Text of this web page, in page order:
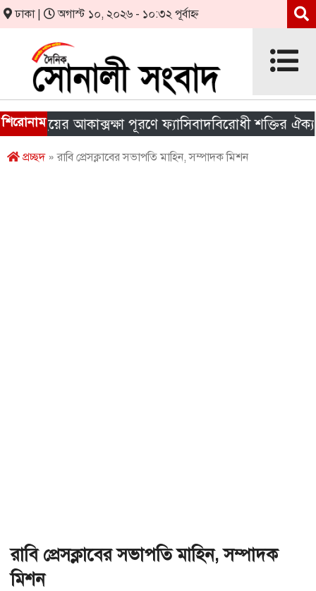
ঢাকা | অগাস্ট ১০, ২০২৬ - ১০:৩২ পূর্বাহ্ন
শিরোনামআকাক্সক্ষা পূরণে ফ্যাসিবাদবিরোধী শক্তির ঐক্য জরুরি
প্রচ্ছদ» রাবি প্রেসক্লাবের সভাপতি মাহিন, সম্পাদক মিশন
রাবি প্রেসক্লাবের সভাপতি মাহিন, সম্পাদক
মিশন